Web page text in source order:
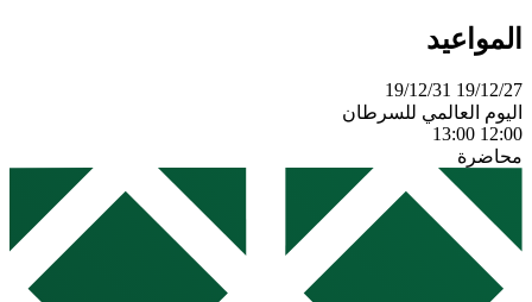
المواعيد
19/12/27
19/12/31
اليوم العالمي للسرطان
12:00
13:00
محاضرة